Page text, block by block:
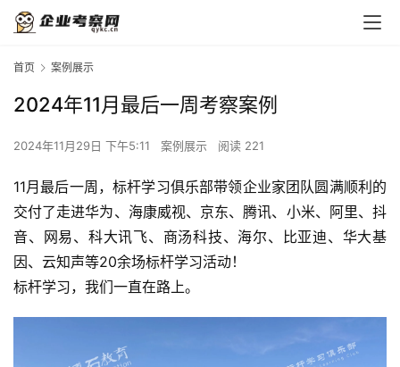
首页 案例展示
2024年11月最后一周考察案例
2024年11月29日 下午5:11 案例展示 阅读 221
11月最后一周，标杆学习俱乐部带领企业家团队圆满顺利的
交付了走进华为、海康威视、京东、腾讯、小米、阿里、抖
音、网易、科大讯飞、商汤科技、海尔、比亚迪、华大基
因、云知声等20余场标杆学习活动！
标杆学习，我们一直在路上。